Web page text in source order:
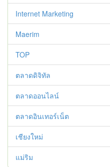
Internet Marketing
Maerim
TOP
ตลาดดิจิทัล
ตลาดออนไลน์
ตลาดอินเทอร์เน็ต
เชียงใหม่
แม่ริม